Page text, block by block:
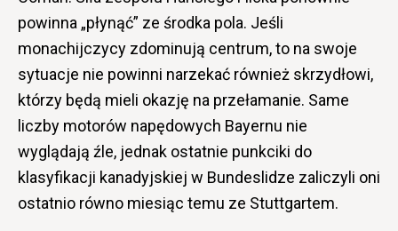
powinna „płynąć” ze środka pola. Jeśli
monachijczycy zdominują centrum, to na swoje
sytuacje nie powinni narzekać również skrzydłowi,
którzy będą mieli okazję na przełamanie. Same
liczby motorów napędowych Bayernu nie
wyglądają źle, jednak ostatnie punkciki do
klasyfikacji kanadyjskiej w Bundeslidze zaliczyli oni
ostatnio równo miesiąc temu ze Stuttgartem.